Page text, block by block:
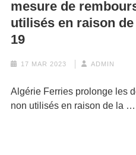
mesure de
utilisés en raison
19
17 MAR 2023 ADMIN
Algérie Ferries prolonge les
non utilisés en raison de la …